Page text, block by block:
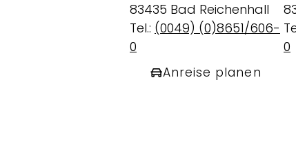
83435 Bad Reichenhall
Tel.: (0049) (0)8651/606-
0
Anreise planen
0